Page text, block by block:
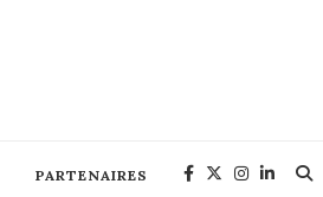
PARTENAIRES